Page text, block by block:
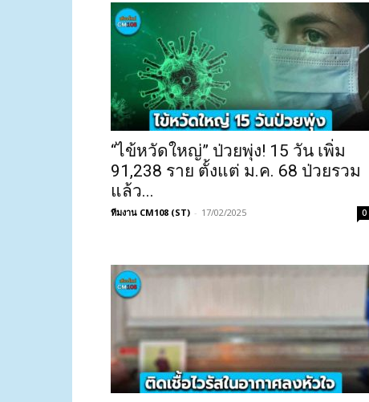
“ไข้หวัดใหญ่” ป่วยพุ่ง! 15 วัน เพิ่ม
91,238 ราย ตั้งแต่ ม.ค. 68 ป่วยรวม
แล้ว...
ทีมงาน CM108 (ST) - 17/02/2025 0